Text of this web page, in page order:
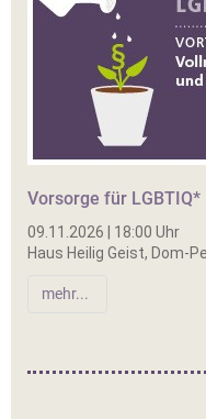
Vorsorge für LGBTIQ*
09.11.2026 | 18:00 Uhr
Haus Heilig Geist, Dom-
mehr...